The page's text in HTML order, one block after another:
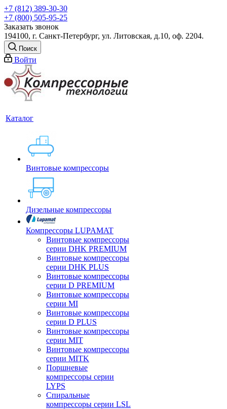
+7 (812) 389-30-30
+7 (800) 505-95-25
Заказать звонок
194100, г. Санкт-Петербург, ул. Литовская, д.10, оф. 2204.
Поиск
Войти
Каталог
Винтовые компрессоры
Дизельные компрессоры
Компрессоры LUPAMAT
Винтовые компрессоры
серии DHK PREMIUM
Винтовые компрессоры
серии DHK PLUS
Винтовые компрессоры
серии D PREMIUM
Винтовые компрессоры
серии MI
Винтовые компрессоры
серии D PLUS
Винтовые компрессоры
серии MIT
Винтовые компрессоры
серии MITK
Поршневые
компрессоры серии
LYPS
Спиральные
компрессоры серии LSL